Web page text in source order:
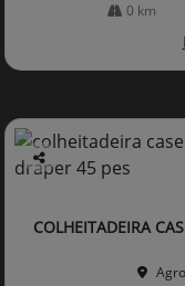
0 km
Co
arti
lhe
COLHEITADEIRA